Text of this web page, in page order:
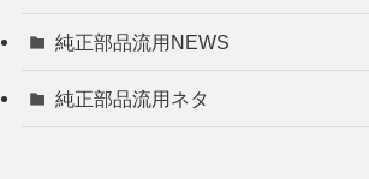
純正部品流用NEWS
純正部品流用ネタ